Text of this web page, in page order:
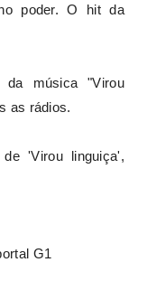
poder. O hit da
música "Virou
as rádios.
'Virou linguiça',
G1